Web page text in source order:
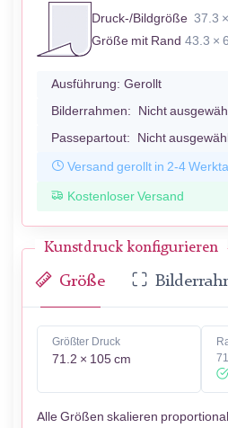
Druck-/Bildgröße 37.3
Größe mit Rand 43.3 ×
Ausführung: Gerollt
Bilderrahmen: Nicht
Passepartout: Nicht
Versand gerollt in 2-4
Kostenloser Versand
Kunstdruck konfigurieren
Größe
Größter Druck
71.2 × 105 cm
Alle Größen skalieren